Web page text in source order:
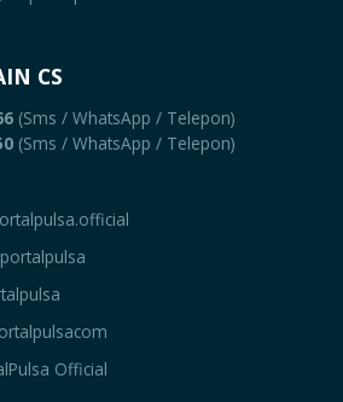
CS
(Sms / WhatsApp / Telepon)
(Sms / WhatsApp / Telepon)
Official